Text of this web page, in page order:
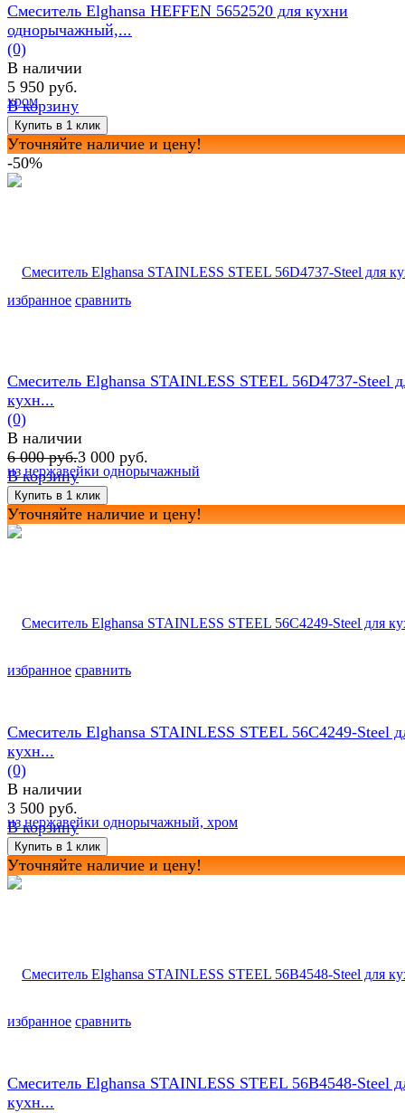
избранное сравнить
Смеситель Elghansa HEFFEN 5652520 для кухни
однорычажный,...
(0)
В наличии
5 950 руб.
В корзину
Уточняйте наличие и цену!
-50%
избранное сравнить
Смеситель Elghansa STAINLESS STEEL 56D4737-Steel
кухн...
(0)
В наличии
6 000 руб.3 000 руб.
В корзину
Уточняйте наличие и цену!
избранное сравнить
Смеситель Elghansa STAINLESS STEEL 56C4249-Steel
кухн...
(0)
В наличии
3 500 руб.
В корзину
Уточняйте наличие и цену!
Смеситель Elghansa STAINLESS STEEL 56B4548-Steel
кухн...